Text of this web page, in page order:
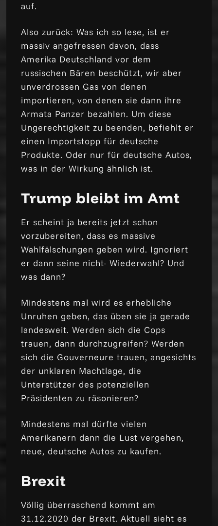
auf.
Also zurück: Was ich so lese, ist er
massiv angefressen davon, dass
Amerika Deutschland vor dem
russischen Bären beschützt, wir aber
unverdrossen Gas von denen
importieren, von denen sie dann ihre
Armata Panzer bezahlen. Um diese
Ungerechtigkeit zu beenden, befiehlt er
einen Importstopp für deutsche
Produkte. Oder nur für deutsche Autos,
was in der Wirkung ähnlich ist.
Trump bleibt im Amt
Er scheint ja bereits jetzt schon
vorzubereiten, dass es massive
Wahlfälschungen geben wird. Ignoriert
er dann seine nicht- Wiederwahl? Und
was dann?
Mindestens mal wird es erhebliche
Unruhen geben, das üben sie ja gerade
landesweit. Werden sich die Cops
trauen, dann durchzugreifen? Werden
sich die Gouverneure trauen, angesichts
der unklaren Machtlage, die
Unterstützer des potenziellen
Präsidenten zu räsonieren?
Mindestens mal dürfte vielen
Amerikanern dann die Lust vergehen,
neue, deutsche Autos zu kaufen.
Brexit
Völlig überraschend kommt am
31.12.2020 der Brexit. Aktuell sieht es